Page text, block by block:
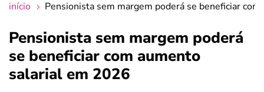
crédito fácil
início Pensionista sem margem poderá se beneficiar
Pensionista sem margem poderá
se beneficiar com aumento
salarial em 2026